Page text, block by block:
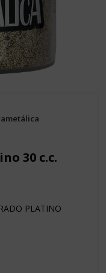
30 c.c.
PLATINO